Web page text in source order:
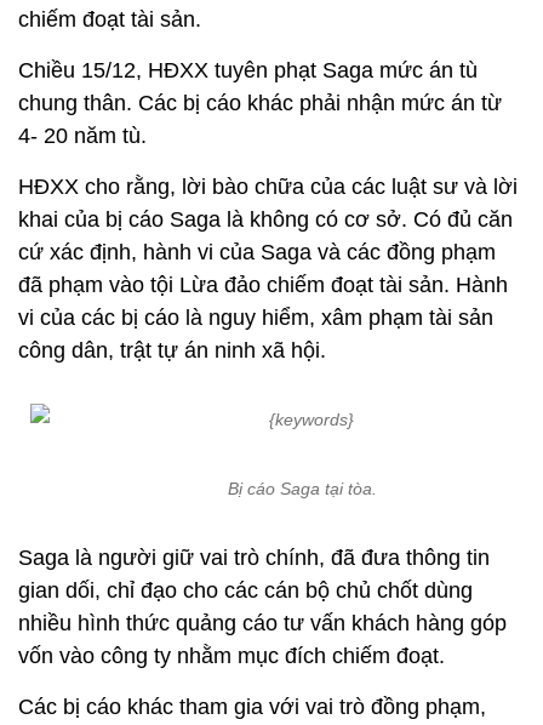
chiếm đoạt tài sản.
Chiều 15/12, HĐXX tuyên phạt Saga mức án tù
chung thân. Các bị cáo khác phải nhận mức án từ
4- 20 năm tù.
HĐXX cho rằng, lời bào chữa của các luật sư và lời
khai của bị cáo Saga là không có cơ sở. Có đủ căn
cứ xác định, hành vi của Saga và các đồng phạm
đã phạm vào tội Lừa đảo chiếm đoạt tài sản. Hành
vi của các bị cáo là nguy hiểm, xâm phạm tài sản
công dân, trật tự án ninh xã hội.
Bị cáo Saga tại tòa.
Saga là người giữ vai trò chính, đã đưa thông tin
gian dối, chỉ đạo cho các cán bộ chủ chốt dùng
nhiều hình thức quảng cáo tư vấn khách hàng góp
vốn vào công ty nhằm mục đích chiếm đoạt.
Các bị cáo khác tham gia với vai trò đồng phạm,